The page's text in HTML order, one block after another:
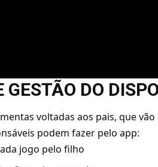
GESTÃO DO
voltadas aos pais, que vão
podem fazer pelo app:
jogo pelo filho